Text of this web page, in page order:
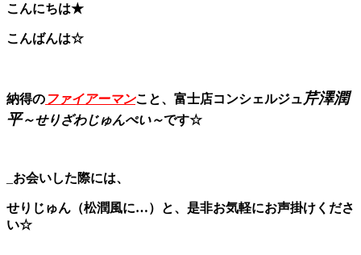
こんにちは★
こんばんは☆
納得の ファイアーマンこと、富士店コンシェルジュ 芹澤潤
平～せりざわじゅんぺい～です☆
お会いした際には、
せりじゅん（松潤風に…） と、是非お気軽にお声掛けくださ
い☆